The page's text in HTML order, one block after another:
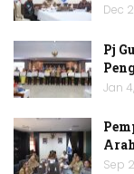
Dec
Pj
Jan
Sep